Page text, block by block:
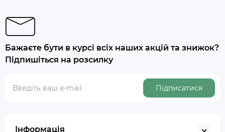
Бажаєте бути в курсі всіх наших акцій та знижок?
Підпишіться на розсилку
Підписатися
Інформація